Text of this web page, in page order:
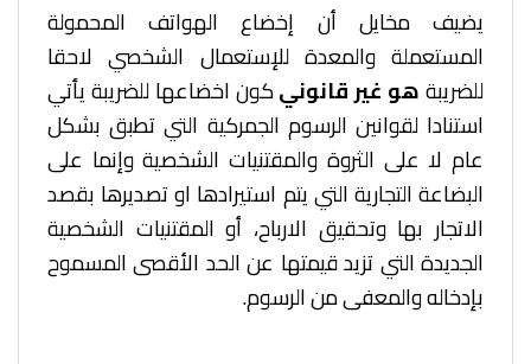
يضيف مخايل أن إخضاع الهواتف المحمولة
المستعملة والمعدة للإستعمال الشخصي لاحقا
للضريبةهو غير قانونيكون اخضاعها للضريبة يأتي
استنادا لقوانين الرسوم الجمركية التي تطبق بشكل
عام لا على الثروة والمقتنيات الشخصية وإنما على
البضاعة التجارية التي يتم استيرادها او تصديرها بقصد
الاتجار بها وتحقيق الارباح، أو المقتنيات الشخصية
الجديدة التي تزيد قيمتها عن الحد الأقصى المسموح
بإدخاله والمعفى من الرسوم.